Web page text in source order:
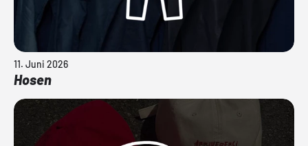
11. Juni 2026
Hosen